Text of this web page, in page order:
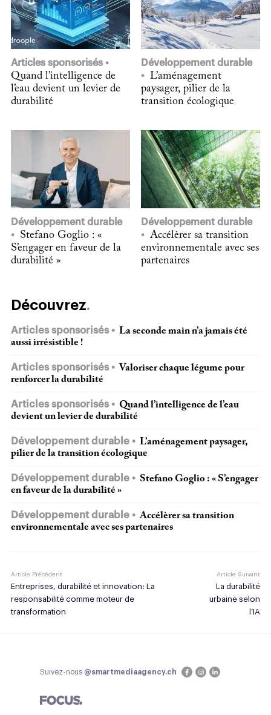
Articles sponsorisés
Quand l’intelligence de
l’eau devient un levier de
durabilité
Développement durable
L’aménagement
paysager, pilier de la
transition écologique
Développement durable
Stefano Goglio : «
S’engager en faveur de la
durabilité »
Développement durable
Accélèrer sa transition
environnementale avec ses
partenaires
Découvrez
Articles sponsorisés
La seconde main n’a jamais été
aussi irrésistible !
Articles sponsorisés
Valoriser chaque légume pour
renforcer la durabilité
Articles sponsorisés
Quand l’intelligence de l’eau
devient un levier de durabilité
Développement durable
L’aménagement paysager,
pilier de la transition écologique
Développement durable
Stefano Goglio : « S’engager
en faveur de la durabilité »
Développement durable
Accélèrer sa transition
environnementale avec ses partenaires
Article Précédent
Entreprises, durabilité et innovation : La
responsabilité comme moteur de
transformation
Article Suivant
La durabilité
urbaine selon
l’IA
Suivez-nous @smartmediaagency.ch